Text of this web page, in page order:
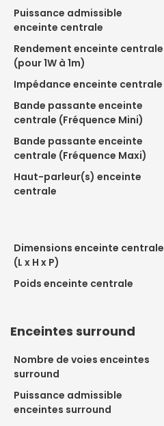
Puissance admissible
enceinte centrale
Rendement enceinte centrale
(pour 1W à 1m)
Impédance enceinte centrale
Bande passante enceinte
centrale (Fréquence Mini)
Bande passante enceinte
centrale (Fréquence Maxi)
Haut-parleur(s) enceinte
centrale
Dimensions enceinte centrale
(L x H x P)
Poids enceinte centrale
Enceintes surround
Nombre de voies enceintes
surround
Puissance admissible
enceintes surround